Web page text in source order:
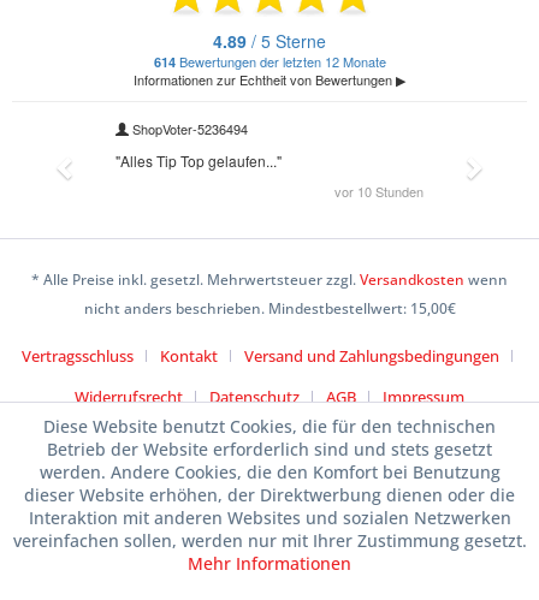
* Alle Preise inkl. gesetzl. Mehrwertsteuer zzgl.Versandkosten wenn
nicht anders beschrieben. Mindestbestellwert: 15,00€
Vertragsschluss Kontakt
Versand und Zahlungsbedingungen
Widerrufsrecht
Datenschutz AGB Impressum
Diese Website benutzt Cookies, die für den technischen
Betrieb der Website erforderlich sind und stets gesetzt
werden. Andere Cookies, die den Komfort bei Benutzung
dieser Website erhöhen, der Direktwerbung dienen oder die
Interaktion mit anderen Websites und sozialen Netzwerken
vereinfachen sollen, werden nur mit Ihrer Zustimmung gesetzt.
Mehr Informationen